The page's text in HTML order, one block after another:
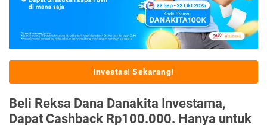
Investasi Sekarang!
Beli Reksa Dana Danakita Investama,
Dapat Cashback Rp100.000. Hanya untuk